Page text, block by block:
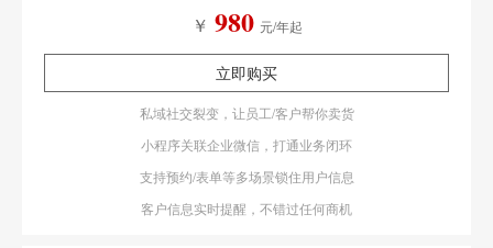
￥ 980 元/年起
立即购买
私域社交裂变，让员工/客户帮你卖货
小程序关联企业微信，打通业务闭环
支持预约/表单等多场景锁住用户信息
客户信息实时提醒，不错过任何商机